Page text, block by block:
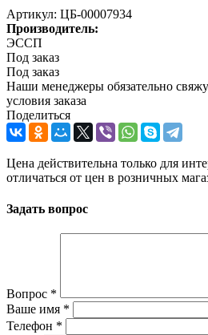
Артикул: ЦБ-00007934
Производитель:
ЭССП
Под заказ
Под заказ
Наши менеджеры обязательно
условия заказа
Поделиться
Цена действительна только для
отличаться от цен в розничных
Задать вопрос
Вопрос *
Ваше имя *
Телефон *